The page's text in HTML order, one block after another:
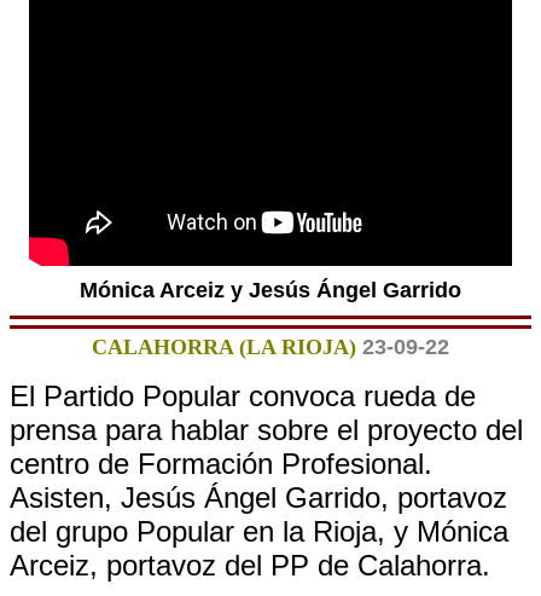
Mónica Arceiz y Jesús Ángel Garrido
CALAHORRA (LA RIOJA) 23-09-22
El Partido Popular convoca rueda de
prensa para hablar sobre el proyecto del
centro de Formación Profesional.
Asisten, Jesús Ángel Garrido, portavoz
del grupo Popular en la Rioja, y Mónica
Arceiz, portavoz del PP de Calahorra.